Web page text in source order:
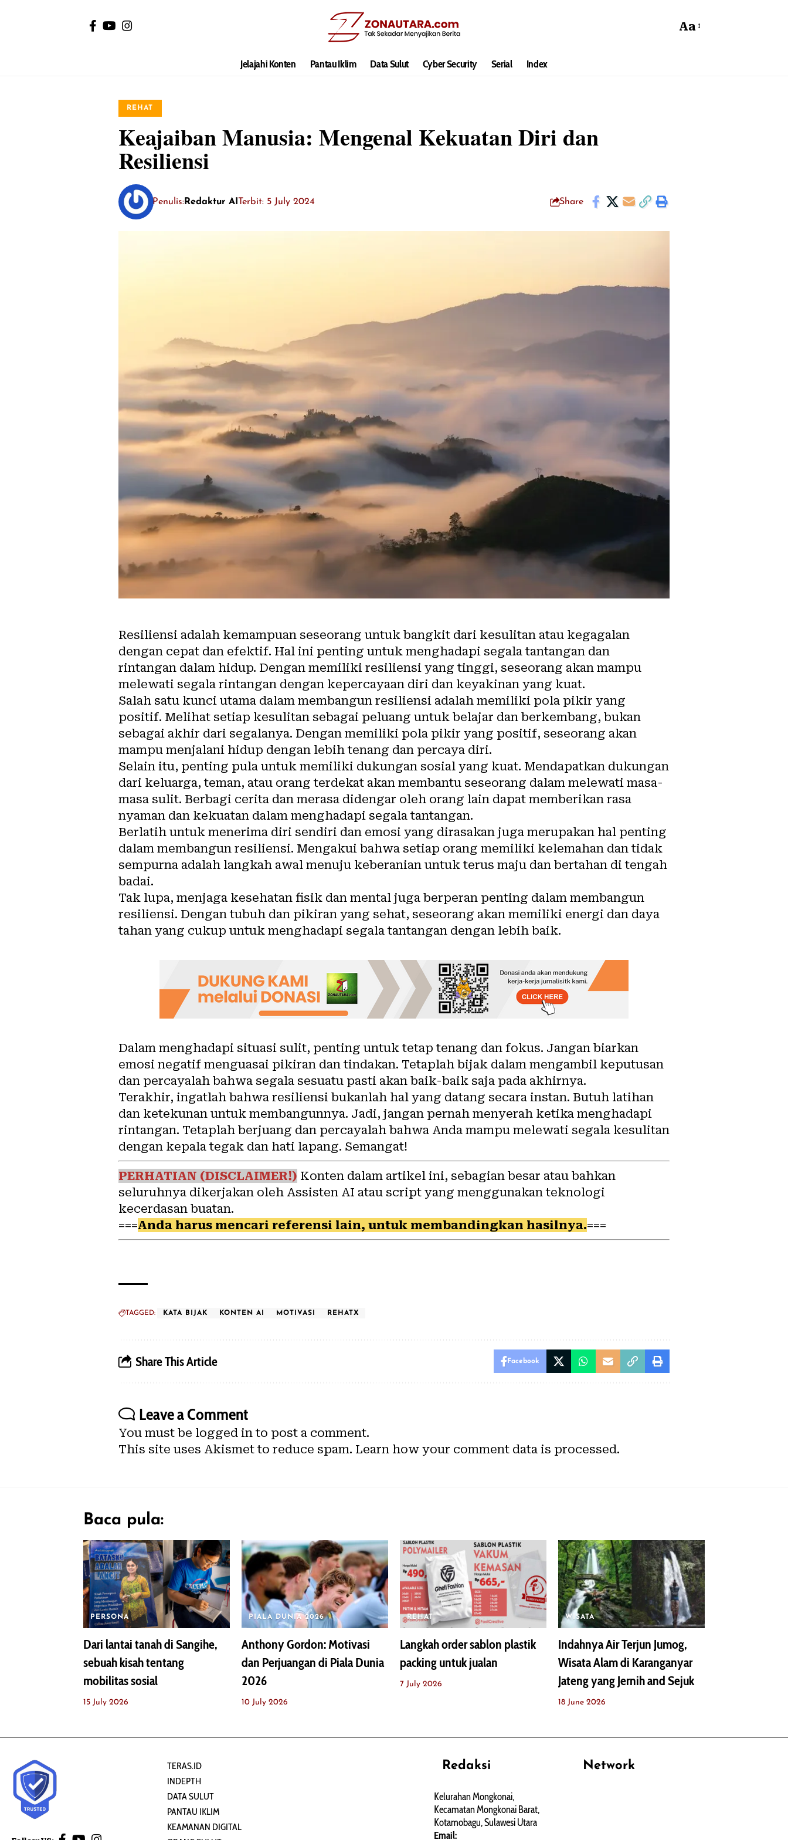
Aa
Jelajahi Konten Pantau Iklim Data Sulut Cyber Security Serial Index
REHAT
Keajaiban Manusia: Mengenal Kekuatan Diri dan
Resiliensi
Penulis:Redaktur AI Terbit: 5 July 2024 Share
Resiliensi adalah kemampuan seseorang untuk bangkit dari kesulitan atau kegagalan
dengan cepat dan efektif. Hal ini penting untuk menghadapi segala tantangan dan
rintangan dalam hidup. Dengan memiliki resiliensi yang tinggi, seseorang akan mampu
melewati segala rintangan dengan kepercayaan diri dan keyakinan yang kuat.
Salah satu kunci utama dalam membangun resiliensi adalah memiliki pola pikir yang
positif. Melihat setiap kesulitan sebagai peluang untuk belajar dan berkembang, bukan
sebagai akhir dari segalanya. Dengan memiliki pola pikir yang positif, seseorang akan
mampu menjalani hidup dengan lebih tenang dan percaya diri.
Selain itu, penting pula untuk memiliki dukungan sosial yang kuat. Mendapatkan dukungan
dari keluarga, teman, atau orang terdekat akan membantu seseorang dalam melewati masa-
masa sulit. Berbagi cerita dan merasa didengar oleh orang lain dapat memberikan rasa
nyaman dan kekuatan dalam menghadapi segala tantangan.
Berlatih untuk menerima diri sendiri dan emosi yang dirasakan juga merupakan hal penting
dalam membangun resiliensi. Mengakui bahwa setiap orang memiliki kelemahan dan tidak
sempurna adalah langkah awal menuju keberanian untuk terus maju dan bertahan di tengah
badai.
Tak lupa, menjaga kesehatan fisik dan mental juga berperan penting dalam membangun
resiliensi. Dengan tubuh dan pikiran yang sehat, seseorang akan memiliki energi dan daya
tahan yang cukup untuk menghadapi segala tantangan dengan lebih baik.
Dalam menghadapi situasi sulit, penting untuk tetap tenang dan fokus. Jangan biarkan
emosi negatif menguasai pikiran dan tindakan. Tetaplah bijak dalam mengambil keputusan
dan percayalah bahwa segala sesuatu pasti akan baik-baik saja pada akhirnya.
Terakhir, ingatlah bahwa resiliensi bukanlah hal yang datang secara instan. Butuh latihan
dan ketekunan untuk membangunnya. Jadi, jangan pernah menyerah ketika menghadapi
rintangan. Tetaplah berjuang dan percayalah bahwa Anda mampu melewati segala kesulitan
dengan kepala tegak dan hati lapang. Semangat!
PERHATIAN (DISCLAIMER!) Konten dalam artikel ini, sebagian besar atau bahkan
seluruhnya dikerjakan oleh Assisten AI atau script yang menggunakan teknologi
kecerdasan buatan.
===Anda harus mencari referensi lain, untuk membandingkan hasilnya.===
TAGGED: KATA BIJAK KONTEN AI MOTIVASI REHATX
Share This Article Facebook
Leave a Comment
You must be logged into post a comment.
This site uses Akismet to reduce spam. Learn how your comment data is processed.
Baca pula:
PERSONA
Dari lantai tanah di Sangihe,
sebuah kisah tentang
mobilitas sosial
15 July 2026
PIALA DUNIA 2026
Anthony Gordon: Motivasi
dan Perjuangan di Piala Dunia
2026
10 July 2026
REHAT
Langkah order sablon plastik
packing untuk jualan
7 July 2026
WISATA
Indahnya Air Terjun Jumog,
Wisata Alam di Karanganyar
Jateng yang Jernih and Sejuk
18 June 2026
TERAS.ID
INDEPTH
DATA SULUT
PANTAU IKLIM
KEAMANAN DIGITAL
Redaksi
Kelurahan Mongkonai,
Kecamatan Mongkonai Barat,
Kotamobagu, Sulawesi Utara
Email:
Network